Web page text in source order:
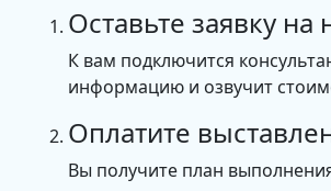
Оставьте заявку
К вам подключится
информацию и озвучит
Оплатите
Вы получите план